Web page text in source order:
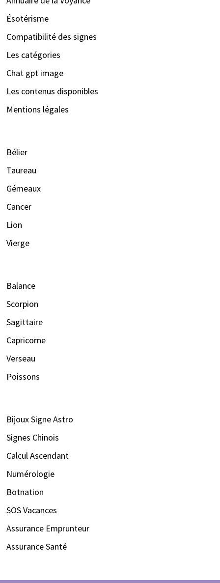
Ésotérisme
Compatibilité des signes
Les catégories
Chat gpt image
Les contenus disponibles
Mentions légales
Bélier
Taureau
Gémeaux
Cancer
Lion
Vierge
Balance
Scorpion
Sagittaire
Capricorne
Verseau
Poissons
Bijoux Signe Astro
Signes Chinois
Calcul Ascendant
Numérologie
Botnation
SOS Vacances
Assurance Emprunteur
Assurance Santé